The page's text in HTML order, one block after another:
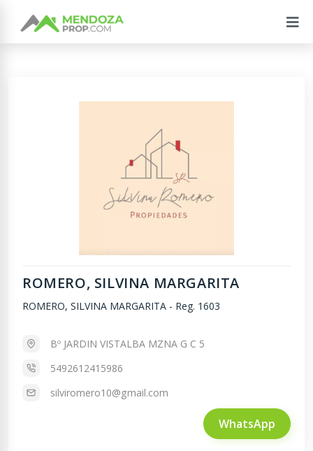
ROMERO, SILVINA MARGARITA
ROMERO, SILVINA MARGARITA - Reg. 1603
Bº JARDIN VISTALBA MZNA G C 5
5492612415986
silviromero10@gmail.com
WhatsApp